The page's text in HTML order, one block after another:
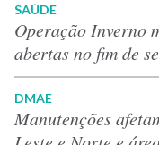
SAÚDE
Operação Inverno
abertas no fim de
DMAE
Manutenções